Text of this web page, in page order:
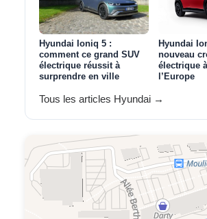
Hyundai Ioniq 5 :
comment ce grand SUV
électrique réussit à
surprendre en ville
Hyundai
nouveau
électrique
l’Europe
Tous les articles Hyundai →